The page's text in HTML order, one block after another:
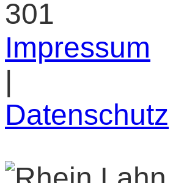
301
Impressum
|
Datenschutz